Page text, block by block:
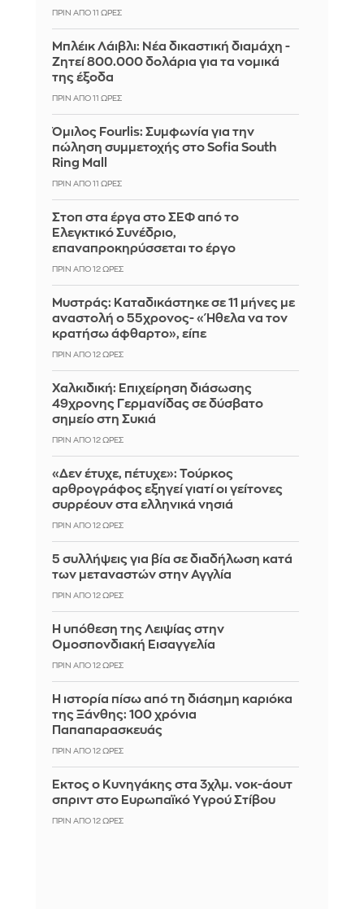
ΠΡΙΝ ΑΠΌ 11 ΏΡΕΣ
Μπλέικ Λάιβλι: Νέα δικαστική διαμάχη -
Ζητεί 800.000 δολάρια για τα νομικά
της έξοδα
ΠΡΙΝ ΑΠΌ 11 ΏΡΕΣ
Όμιλος Fourlis: Συμφωνία για την
πώληση συμμετοχής στο Sofia South
Ring Mall
ΠΡΙΝ ΑΠΌ 11 ΏΡΕΣ
Στοπ στα έργα στο ΣΕΦ από το
Ελεγκτικό Συνέδριο,
επαναπροκηρύσσεται το έργο
ΠΡΙΝ ΑΠΌ 12 ΏΡΕΣ
Μυστράς: Καταδικάστηκε σε 11 μήνες με
αναστολή ο 55χρονος- «Ήθελα να τον
κρατήσω άφθαρτο», είπε
ΠΡΙΝ ΑΠΌ 12 ΏΡΕΣ
Χαλκιδική: Επιχείρηση διάσωσης
49χρονης Γερμανίδας σε δύσβατο
σημείο στη Συκιά
ΠΡΙΝ ΑΠΌ 12 ΏΡΕΣ
«Δεν έτυχε, πέτυχε»: Τούρκος
αρθρογράφος εξηγεί γιατί οι γείτονες
συρρέουν στα ελληνικά νησιά
ΠΡΙΝ ΑΠΌ 12 ΏΡΕΣ
5 συλλήψεις για βία σε διαδήλωση κατά
των μεταναστών στην Αγγλία
ΠΡΙΝ ΑΠΌ 12 ΏΡΕΣ
Η υπόθεση της Λειψίας στην
Ομοσπονδιακή Εισαγγελία
ΠΡΙΝ ΑΠΌ 12 ΏΡΕΣ
Η ιστορία πίσω από τη διάσημη καριόκα
της Ξάνθης: 100 χρόνια
Παπαπαρασκευάς
ΠΡΙΝ ΑΠΌ 12 ΏΡΕΣ
Έκτος ο Κυνηγάκης στα 3χλμ. νοκ-άουτ
σπριντ στο Ευρωπαϊκό Υγρού Στίβου
ΠΡΙΝ ΑΠΌ 12 ΏΡΕΣ